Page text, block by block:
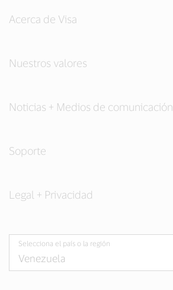
Acerca de Visa
Nuestros valores
Noticias + Medios de comunicación
Soporte
Legal + Privacidad
Selecciona el país o la región